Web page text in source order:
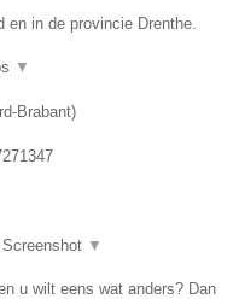
in de provincie Drenthe.
▼
Brabant)
Screenshot ▼
u wilt eens wat anders? Dan